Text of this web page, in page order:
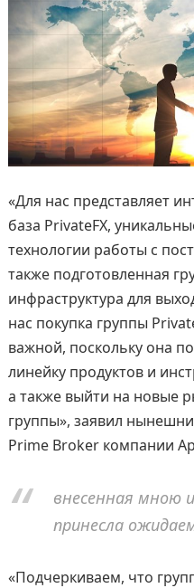
«Для нас представляет
база PrivateFX,
технологии работы с
также подготовленная
инфраструктура для
нас покупка группы
важной, поскольку она
линейку продуктов и
а также выйти на новые
группы», заявил
Prime Broker компании
внесенная мною
принесла
«Подчеркиваем, что